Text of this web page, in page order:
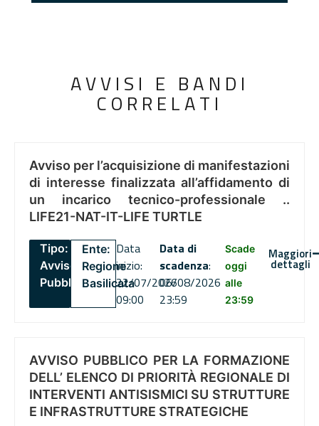
AVVISI E BANDI
CORRELATI
Avviso per l’acquisizione di manifestazioni
di interesse finalizzata all’affidamento di
un incarico tecnico-professionale ..
LIFE21-NAT-IT-LIFE TURTLE
Tipo:
Avviso
Pubblico
Ente:
Regione
Basilicata
Data
inizio:
22/07/2026
09:00
Data di
scadenza:
06/08/2026
23:59
Scade
oggi
alle
23:59
Maggiori
dettagli
AVVISO PUBBLICO PER LA FORMAZIONE
DELL’ ELENCO DI PRIORITÀ REGIONALE DI
INTERVENTI ANTISISMICI SU STRUTTURE
E INFRASTRUTTURE STRATEGICHE